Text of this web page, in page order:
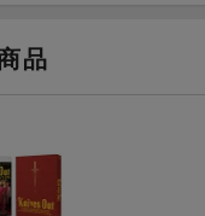
タSIM（3GB/月プ
300円OFFクーポン
品